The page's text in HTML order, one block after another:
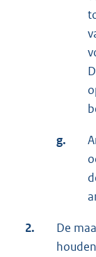
g.
2.
De